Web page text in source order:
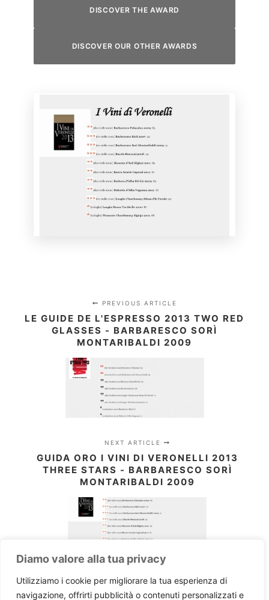
Diamo valore alla tua privacy
Utilizziamo i cookie per migliorare la tua esperienza di
navigazione, offrirti pubblicità o contenuti personalizzati e
DISCOVER THE AWARD
DISCOVER OUR OTHER AWARDS
PREVIOUS ARTICLE
LE GUIDE DE L'ESPRESSO 2013 TWO RED
GLASSES - BARBARESCO SORÌ
MONTARIBALDI 2009
NEXT ARTICLE
GUIDA ORO I VINI DI VERONELLI 2013
THREE STARS - BARBARESCO SORÌ
MONTARIBALDI 2009